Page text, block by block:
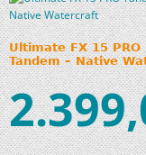
Ultimate FX 15 PRO
Tandem – Native